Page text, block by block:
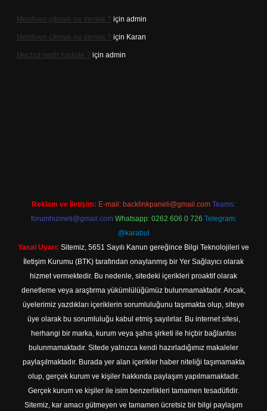
Merdiven çıkmak ne demek ? için admin
Merdiven çıkmak ne demek ? için Karan
Mechul nedir hadiste ? için admin
Reklam ve İletişim: E-mail: backlinkpaneli@gmail.com Teams:
forumhizmeti@gmail.com Whatsapp: 0262 606 0 726 Telegram:
@karabul
Yasal Uyarı: Sitemiz, 5651 Sayılı Kanun gereğince Bilgi Teknolojileri ve
İletişim Kurumu (BTK) tarafından onaylanmış bir Yer Sağlayıcı olarak
hizmet vermektedir. Bu nedenle, sitedeki içerikleri proaktif olarak
denetleme veya araştırma yükümlülüğümüz bulunmamaktadır. Ancak,
üyelerimiz yazdıkları içeriklerin sorumluluğunu taşımakta olup, siteye
üye olarak bu sorumluluğu kabul etmiş sayılırlar. Bu internet sitesi,
herhangi bir marka, kurum veya şahıs şirketi ile hiçbir bağlantısı
bulunmamaktadır. Sitede yalnızca kendi hazırladığımız makaleler
paylaşılmaktadır. Burada yer alan içerikler haber niteliği taşımamakta
olup, gerçek kurum ve kişiler hakkında paylaşım yapılmamaktadır.
Gerçek kurum ve kişiler ile isim benzerlikleri tamamen tesadüfidir.
Sitemiz, kar amacı gütmeyen ve tamamen ücretsiz bir bilgi paylaşım